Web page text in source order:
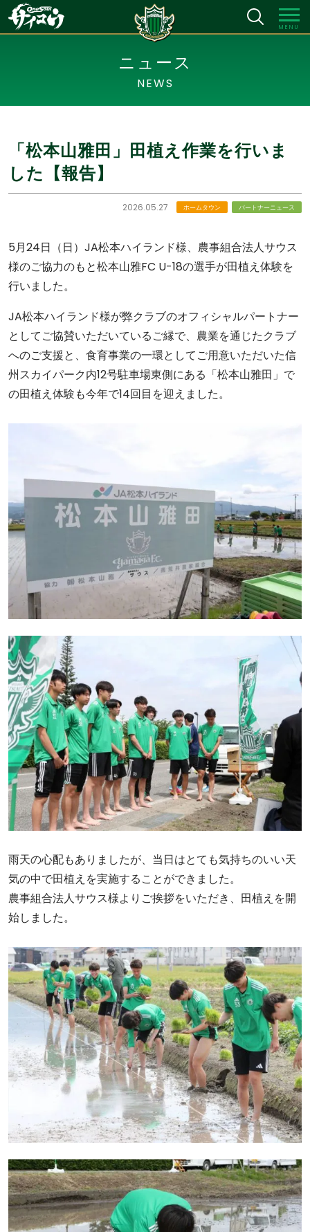
MENU
ニュース
NEWS
「松本山雅田」田植え作業を行いま
した【報告】
2026.05.27 ホームタウン パートナーニュース
5月24日（日）JA松本ハイランド様、農事組合法人サウス
様のご協力のもと松本山雅FC U-18の選手が田植え体験を
行いました。
JA松本ハイランド様が弊クラブのオフィシャルパートナー
としてご協賛いただいているご縁で、農業を通じたクラブ
へのご支援と、食育事業の一環としてご用意いただいた信
州スカイパーク内12号駐車場東側にある「松本山雅田」で
の田植え体験も今年で14回目を迎えました。
雨天の心配もありましたが、当日はとても気持ちのいい天
気の中で田植えを実施することができました。
農事組合法人サウス様よりご挨拶をいただき、田植えを開
始しました。